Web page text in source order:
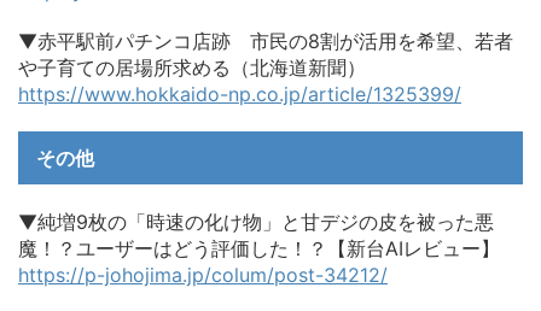
▼赤平駅前パチンコ店跡 市民の8割が活用を希望、若者
や子育ての居場所求める（北海道新聞）
https://www.hokkaido-np.co.jp/article/1325399/
その他
▼純増9枚の「時速の化け物」と甘デジの皮を被った悪
魔！？ユーザーはどう評価した！？【新台AIレビュー】
https://p-johojima.jp/colum/post-34212/